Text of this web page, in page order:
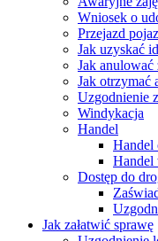
Wniosek o
Przejazd
Jak uzyskać
Jak
Jak otrzymać
Uzgodnienie
Windykacja
Handel
Handel
Handel
Dostęp do
Jak załatwić sprawę